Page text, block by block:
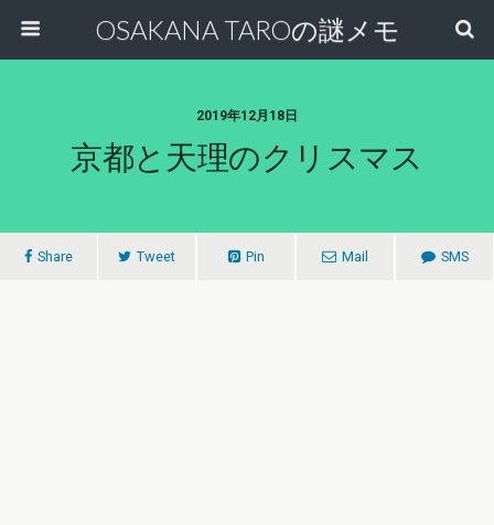
OSAKANA TAROの謎メモ
2019年12月18日
京都と天理のクリスマス
Share Tweet Pin Mail SMS